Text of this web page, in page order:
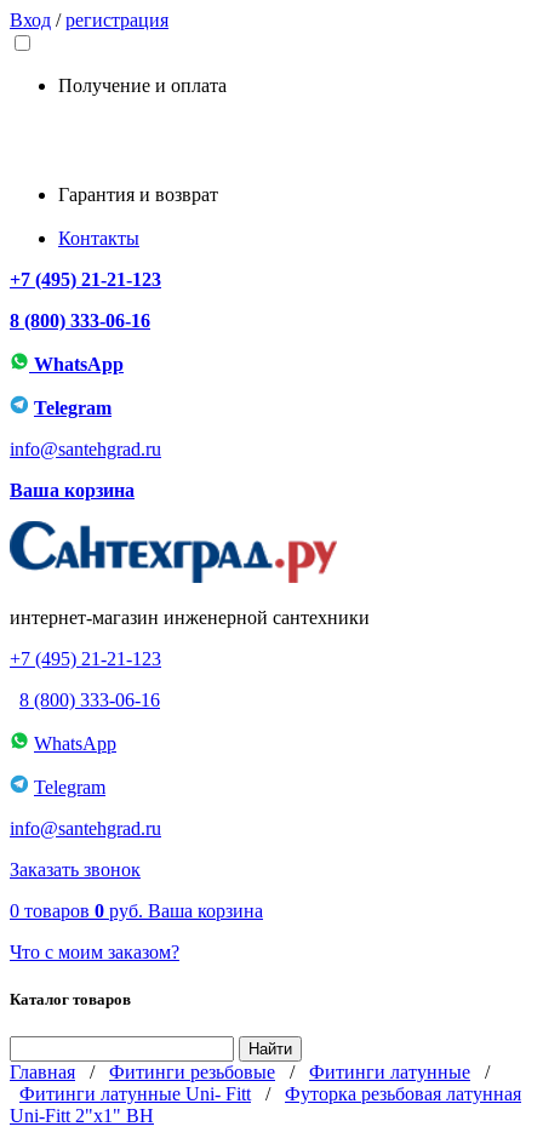
Вход /регистрация
Получение и оплата
Гарантия и возврат
Контакты
+7 (495) 21-21-123
8 (800) 333-06-16
WhatsApp
Telegram
info@santehgrad.ru
Ваша корзина
интернет-магазин инженерной сантехники
+7 (495) 21-21-123
8 (800) 333-06-16
WhatsApp
Telegram
info@santehgrad.ru
Заказать звонок
0 товаров 0 руб. Ваша корзина
Что с моим заказом?
Каталог товаров
Главная / Фитинги резьбовые / Фитинги латунные /
Фитинги латунные Uni- Fitt / Футорка резьбовая латунная
Uni-Fitt 2"x1" ВН